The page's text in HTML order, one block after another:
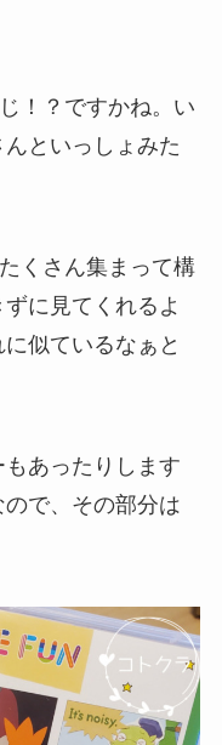
！？ですかね。い
といっしょみた
くさん集まって構
に見てくれるよ
似ているなぁと
あったりします
で、その部分は